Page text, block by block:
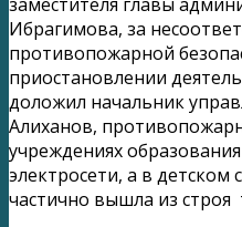
Ибрагимова, за
противопожарной
приостановлении
доложил начальник
Алиханов,
учреждениях
электросети, а в
частично вышла из строя